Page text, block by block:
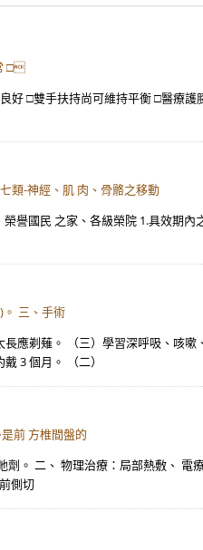
□
好 □雙手扶持尚可維持平衡 □醫療
類-神經、肌 肉、骨骼之移動
譽國民 之家、各級榮院 1.具效期
三、手術
長應剃薙。 （三）學習深呼吸、咳
3 個月。 （二）
前 方椎間盤的
。 二、 物理治療：局部熱敷、
側切